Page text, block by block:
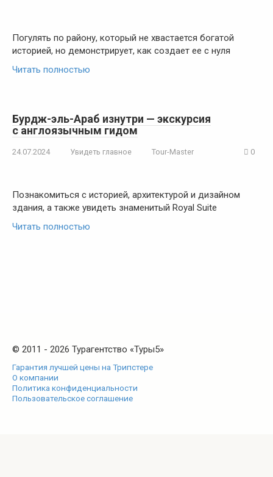
Погулять по району, который не хвастается богатой
историей, но демонстрирует, как создает ее с нуля
Читать полностью
Бурдж-эль-Араб изнутри — экскурсия
с англоязычным гидом
24.07.2024 Увидеть главное Tour-Master 0
Познакомиться с историей, архитектурой и дизайном
здания, а также увидеть знаменитый Royal Suite
Читать полностью
© 2011 - 2026 Турагентство «Туры5»
Гарантия лучшей цены на Трипстере
О компании
Политика конфиденциальности
Пользовательское соглашение